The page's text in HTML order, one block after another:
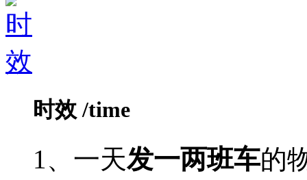
时效/time
1、一天发一两班车的